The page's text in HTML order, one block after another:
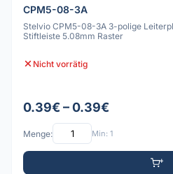
CPM5-08-3A
Stelvio CPM5-08-3A 3-polige
Stiftleiste 5.08mm Raster
Nicht vorrätig
0.39€ – 0.39€
Menge: Min: 1